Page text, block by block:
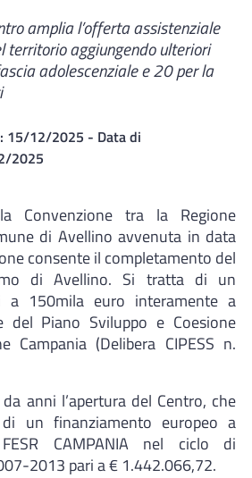
amplia l’offerta assistenziale
territorio aggiungendo ulteriori
adolescenziale e 20 per la
15/12/2025 - Data di
2025
Convenzione tra la Regione
di Avellino avvenuta in data
consente il completamento del
di Avellino. Si tratta di un
a 150mila euro interamente a
del Piano Sviluppo e Coesione
Campania (Delibera CIPESS n.
anni l’apertura del Centro, che
un finanziamento europeo a
CAMPANIA nel ciclo di
2013 pari a € 1.442.066,72.